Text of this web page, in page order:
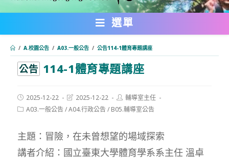
內
選單
/ A.校園公告 / A03.一般公告 / 公告114-1體育專題講座
公告 114-1體育專題講座
Post
published:
2025-12-22
Post
modified:
2025-12-22
Post
author:
輔導室主任
PostA03.一般公告/A04.行政公告/ B05.輔導室公告
主題：冒險，在未曾想望的場域探索
講者介紹：國立臺東大學體育學系系主任 溫卓